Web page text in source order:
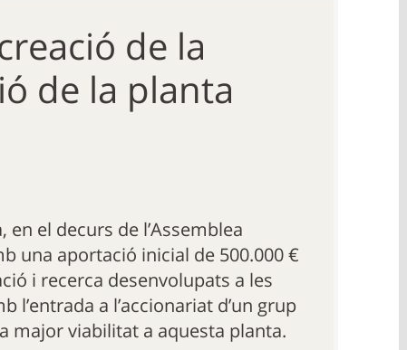
de la
de la planta
el decurs de l’Assemblea
una aportació inicial de 500.000 €
i recerca desenvolupats a les
a l’accionariat d’un grup
major viabilitat a aquesta planta.